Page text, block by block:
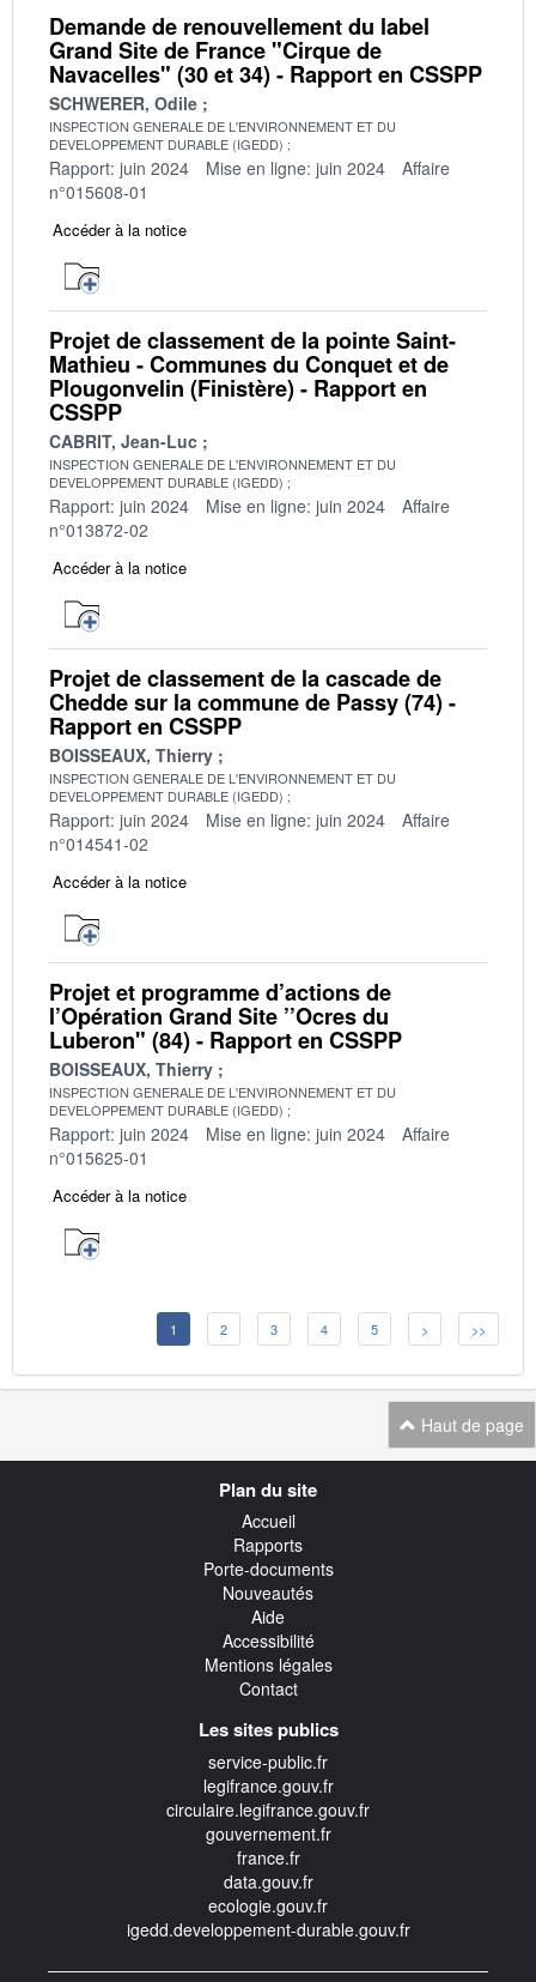
Demande de renouvellement du label
Grand Site de France "Cirque de
Navacelles" (30 et 34) - Rapport en CSSPP
SCHWERER, Odile
INSPECTION GENERALE DE L'ENVIRONNEMENT ET DU
DEVELOPPEMENT DURABLE (IGEDD)
Rapport: juin 2024 Mise en ligne: juin 2024
Affaire
n°015608-01
Accéder à la notice
Projet de classement de la pointe Saint-
Mathieu - Communes du Conquet et de
Plougonvelin (Finistère) - Rapport en
CSSPP
CABRIT, Jean-Luc
INSPECTION GENERALE DE L'ENVIRONNEMENT ET DU
DEVELOPPEMENT DURABLE (IGEDD)
Rapport: juin 2024 Mise en ligne: juin 2024
Affaire
n°013872-02
Accéder à la notice
Projet de classement de la cascade de
Chedde sur la commune de Passy (74) -
Rapport en CSSPP
BOISSEAUX, Thierry
INSPECTION GENERALE DE L'ENVIRONNEMENT ET DU
DEVELOPPEMENT DURABLE (IGEDD)
Rapport: juin 2024 Mise en ligne: juin 2024
Affaire
n°014541-02
Accéder à la notice
Projet et programme d’actions de
l’Opération Grand Site ’’Ocres du
Luberon" (84) - Rapport en CSSPP
BOISSEAUX, Thierry
INSPECTION GENERALE DE L'ENVIRONNEMENT ET DU
DEVELOPPEMENT DURABLE (IGEDD)
Rapport: juin 2024 Mise en ligne: juin 2024
Affaire
n°015625-01
Accéder à la notice
1 2 3 4 5 > >>
Haut de page
Plan du site
Accueil
Rapports
Porte-documents
Nouveautés
Aide
Accessibilité
Mentions légales
Contact
Les sites publics
service-public.fr
legifrance.gouv.fr
circulaire.legifrance.gouv.fr
gouvernement.fr
france.fr
data.gouv.fr
ecologie.gouv.fr
igedd.developpement-durable.gouv.fr